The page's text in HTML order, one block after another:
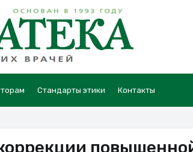
Стандарты этики Контакты